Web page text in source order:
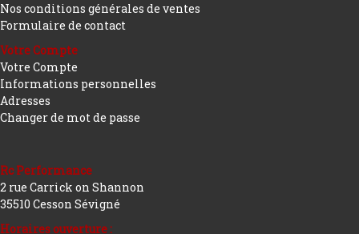
Nos conditions générales de ventes
Formulaire de contact
Votre Compte
Votre Compte
Informations personnelles
Adresses
Changer de mot de passe
Rc Performance
2 rue Carrick on Shannon
35510 Cesson Sévigné
Horaires ouverture :